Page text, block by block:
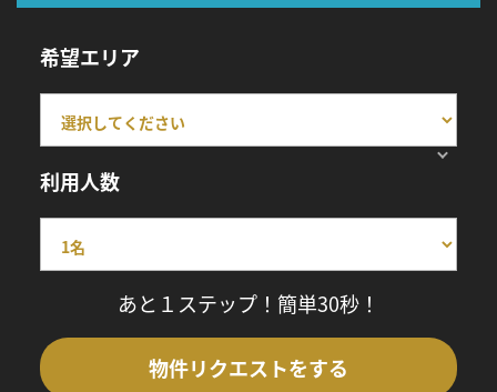
希望エリア
利用人数
あと１ステップ！簡単30秒！
物件リクエストをする